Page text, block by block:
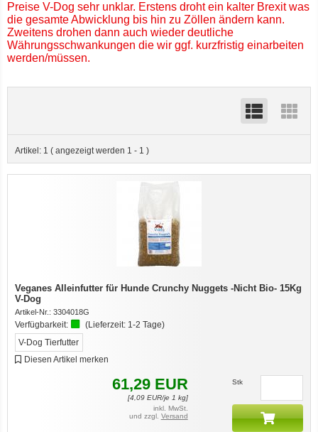
7er-VE Bio Tee Wilde Brennnessel 60g Belt's Bio
12er-VE Ente, Reis und Karotten 400 g BioPur Bio Hundefutter
Ente, Reis und Karotten 400g BioPur Bio Hundefutter
Preise V-Dog sehr unklar. Erstens droht ein kalter Brexit was
die gesamte Abwicklung bis hin zu Zöllen ändern kann.
Zweitens drohen dann auch wieder deutliche
Währungsschwankungen die wir ggf. kurzfristig einarbeiten
werden/müssen.
Artikel: 1 ( angezeigt werden 1 - 1 )
Veganes Alleinfutter für Hunde Crunchy Nuggets -Nicht Bio- 15Kg
V-Dog
Artikel-Nr.: 3304018G
Verfügbarkeit: (Lieferzeit: 1-2 Tage)
V-Dog Tierfutter
Diesen Artikel merken
61,29 EUR
[4,09EUR/je 1 kg]
inkl. MwSt.
und zzgl. Versand
Stk